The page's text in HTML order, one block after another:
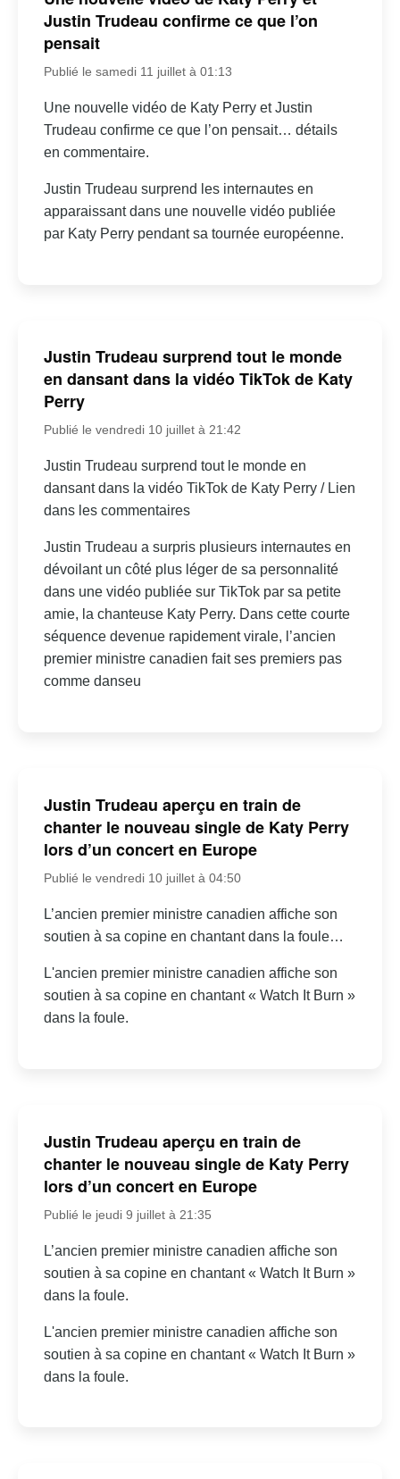
Justin Trudeau confirme ce que l’on
pensait
Publié le samedi 11 juillet à 01:13
Une nouvelle vidéo de Katy Perry et Justin
Trudeau confirme ce que l’on pensait… détails
en commentaire.
Justin Trudeau surprend les internautes en
apparaissant dans une nouvelle vidéo publiée
par Katy Perry pendant sa tournée européenne.
Justin Trudeau surprend tout le monde
en dansant dans la vidéo TikTok de Katy
Perry
Publié le vendredi 10 juillet à 21:42
Justin Trudeau surprend tout le monde en
dansant dans la vidéo TikTok de Katy Perry / Lien
dans les commentaires
Justin Trudeau a surpris plusieurs internautes en
dévoilant un côté plus léger de sa personnalité
dans une vidéo publiée sur TikTok par sa petite
amie, la chanteuse Katy Perry. Dans cette courte
séquence devenue rapidement virale, l’ancien
premier ministre canadien fait ses premiers pas
comme danseu
Justin Trudeau aperçu en train de
chanter le nouveau single de Katy Perry
lors d’un concert en Europe
Publié le vendredi 10 juillet à 04:50
L’ancien premier ministre canadien affiche son
soutien à sa copine en chantant dans la foule…
L'ancien premier ministre canadien affiche son
soutien à sa copine en chantant « Watch It Burn »
dans la foule.
Justin Trudeau aperçu en train de
chanter le nouveau single de Katy Perry
lors d’un concert en Europe
Publié le jeudi 9 juillet à 21:35
L’ancien premier ministre canadien affiche son
soutien à sa copine en chantant « Watch It Burn »
dans la foule.
L'ancien premier ministre canadien affiche son
soutien à sa copine en chantant « Watch It Burn »
dans la foule.